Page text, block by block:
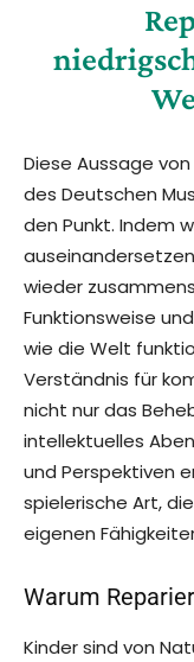
Diese Aussage
des Deutschen
den Punkt. Indem
wieder
Funktionsweise
wie die Welt
Verständnis für
nicht nur das
intellektuelles
und Perspektiven
spielerische Art,
eigenen
Warum
Kinder sind von